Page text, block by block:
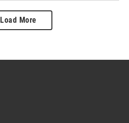
Load More